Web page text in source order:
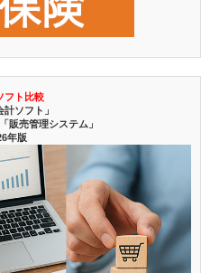
フト比較
計ソフト」
販売管理システム」
年版